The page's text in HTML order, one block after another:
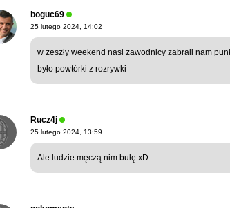
boguc69
25 lutego 2024, 14:02
w zeszły weekend nasi zawodnicy zabrali nam
było powtórki z rozrywki
Rucz4j
25 lutego 2024, 13:59
Ale ludzie męczą nim bułę xD